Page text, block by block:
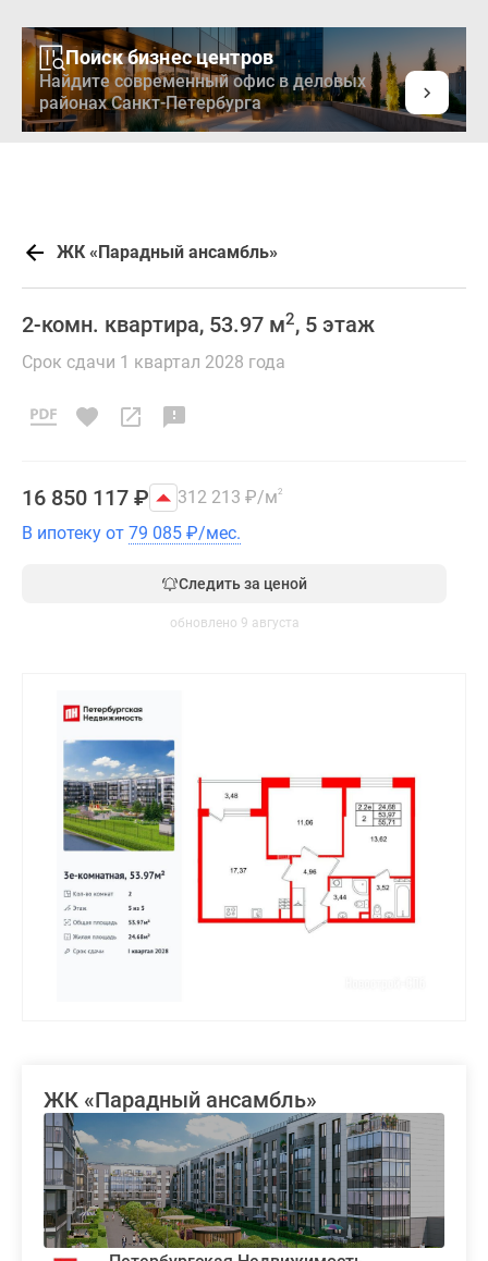
Поиск бизнес центров
Найдите современный офис в деловых
районах Санкт-Петербурга
ЖК «Парадный ансамбль»
2-комн. квартира, 53.97 м2, 5 этаж
Срок сдачи 1 квартал 2028 года
16 850 117 ₽ 312 213 ₽/м2
В ипотеку от 79 085 ₽/мес.
Следить за ценой
обновлено 9 августа
ЖК «Парадный ансамбль»